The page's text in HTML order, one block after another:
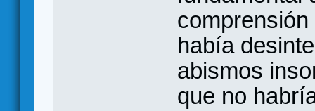
había
abismos
que no